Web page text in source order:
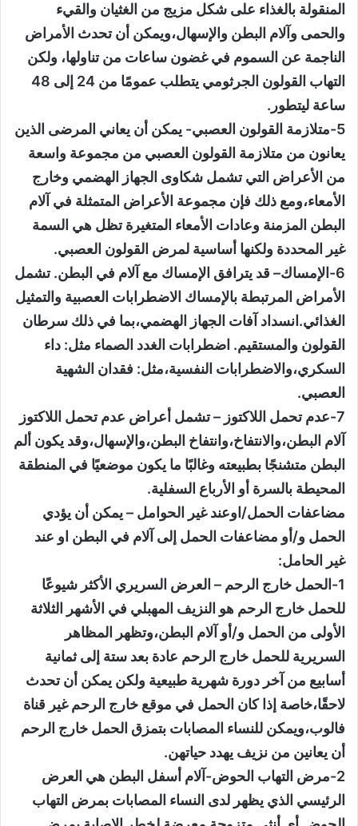
المنقولة بالغذاء على شكل مزيج من الغثيان والقيء
والحمى وآلام البطن والإسهال،ويمكن أن تحدث الأمراض
الناجمة عن السموم في غضون ساعات من تناولها، ولكن
التهاب القولون الجرثومي يتطلب عمومًا من 24 إلى 48
ساعة ليتطور.
5-متلازمة القولون العصبي- يمكن أن يعاني المرضى الذين
يعانون من متلازمة القولون العصبي من مجموعة واسعة
من الأعراض التي تشمل شكاوى الجهاز الهضمي وخارج
الأمعاء،ومع ذلك فإن مجموعة الأعراض المتمثلة في آلام
البطن المزمنة وعادات الأمعاء المتغيرة تظل هي السمة
غير المحددة ولكنها أساسية لمرض القولون العصبي.
6-الإمساك– قد يترافق الإمساك مع آلام في البطن. تشمل
الأمراض المرتبطة بالإمساك الاضطرابات العصبية والتمثيل
الغذائي.انسداد آفات الجهاز الهضمي،بما في ذلك سرطان
القولون والمستقيم. اضطرابات الغدد الصماء مثل: داء
السكري،والاضطرابات النفسية،مثل: فقدان الشهية
العصبي.
7-عدم تحمل اللاكتوز – تشمل أعراض عدم تحمل اللاكتوز
آلام البطن،والانتفاخ،وانتفاخ البطن،والإسهال،وقد يكون ألم
البطن متشنجًا بطبيعته وغالبًا ما يكون موضعيًا في المنطقة
المحيطة بالسرة أو الأرباع السفلية.
مضاعفات الحمل/اوعند غير الحوامل – يمكن أن يؤدي
الحمل و/أو مضاعفات الحمل إلى آلام في البطن او عند
غير الحامل:
1-الحمل خارج الرحم – العرض السريري الأكثر شيوعًا
للحمل خارج الرحم هو النزيف المهبلي في الأشهر الثلاثة
الأولى من الحمل و/أو آلام البطن،وتظهر المظاهر
السريرية للحمل خارج الرحم عادة بعد ستة إلى ثمانية
أسابيع من آخر دورة شهرية طبيعية ولكن يمكن أن تحدث
لاحقًا،خاصة إذا كان الحمل في موقع خارج الرحم غير قناة
فالوب،ويمكن للنساء المصابات بتمزق الحمل خارج الرحم
أن يعانين من نزيف يهدد حياتهن.
2-مرض التهاب الحوض-آلام أسفل البطن هي العرض
الرئيسي الذي يظهر لدى النساء المصابات بمرض التهاب